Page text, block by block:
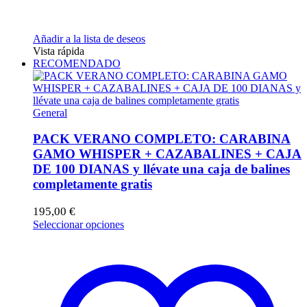
Añadir a la lista de deseos
Vista rápida
RECOMENDADO
General
PACK VERANO COMPLETO: CARABINA
GAMO WHISPER + CAZABALINES + CAJA
DE 100 DIANAS y llévate una caja de balines
completamente gratis
195,00 €
Seleccionar opcionesEste
variantes.
Las
opciones